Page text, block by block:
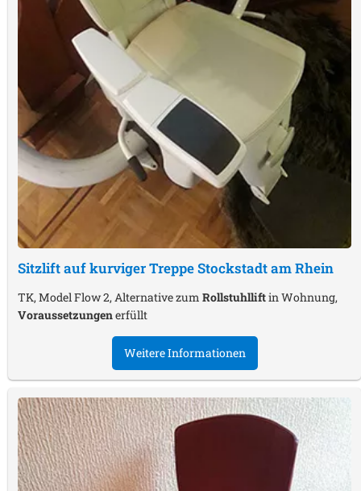
Sitzlift auf kurviger TreppeStockstadt am Rhein
TK, Model Flow 2, Alternative zum Rollstuhlliftin Wohnung,
Voraussetzungenerfüllt
Weitere Informationen